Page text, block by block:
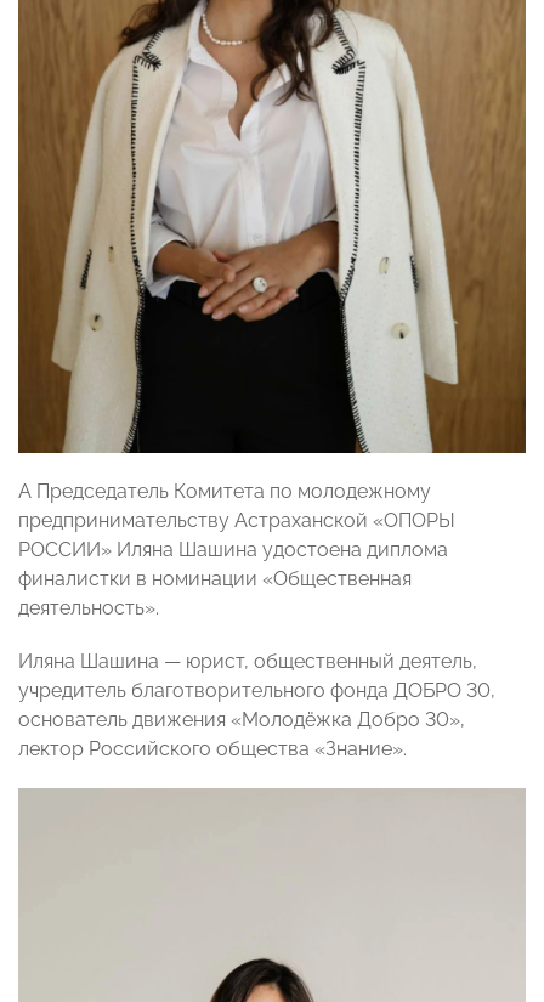
А Председатель Комитета по молодежному
предпринимательству Астраханской «ОПОРЫ
РОССИИ» Иляна Шашина удостоена диплома
финалистки в номинации «Общественная
деятельность».
Иляна Шашина — юрист, общественный деятель,
учредитель благотворительного фонда ДОБРО 30,
основатель движения «Молодёжка Добро 30»,
лектор Российского общества «Знание».